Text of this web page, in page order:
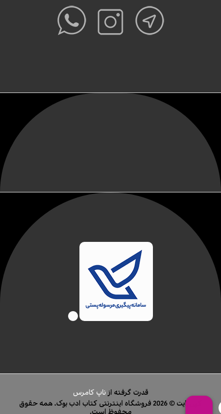
قدرت گرفته از ناپ کامرس
کپی رایت © 2026 فروشگاه اینترنتی کتاب ادب بوک. همه حقوق
محفوظ است.